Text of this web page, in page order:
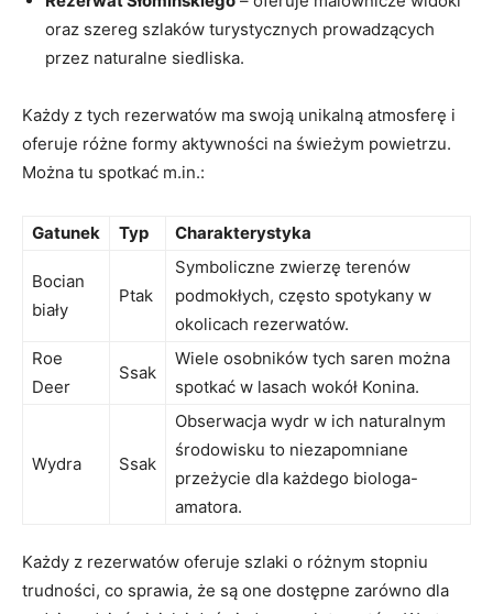
oraz ⁢szereg ⁣szlaków turystycznych prowadzących
przez naturalne siedliska.
Każdy⁤ z⁤ tych rezerwatów ma swoją unikalną atmosferę⁤ i ​
oferuje ​różne ‍formy aktywności na świeżym powietrzu.
Można tu ⁢spotkać m.in.:
Gatunek Typ Charakterystyka
Bocian
⁤biały
Ptak
Symboliczne zwierzę terenów
podmokłych, często spotykany w​
okolicach rezerwatów.
Roe
Deer
Ssak
Wiele osobników tych saren​ można
spotkać w⁢ lasach wokół Konina.
Wydra Ssak
Obserwacja wydr‌ w ich naturalnym
środowisku to niezapomniane
przeżycie dla każdego‌ biologa-
amatora.
Każdy z rezerwatów oferuje szlaki o różnym stopniu
trudności, co ‌sprawia,‌ że są​ one⁣ dostępne zarówno‌ dla